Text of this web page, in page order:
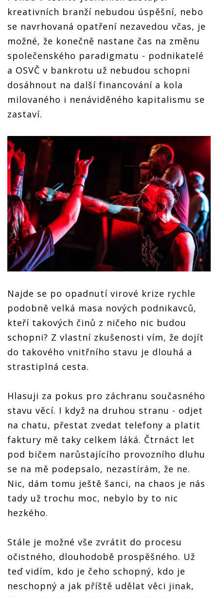
kreativních branží nebudou úspěšní, nebo
se navrhovaná opatření nezavedou včas, je
možné, že konečně nastane čas na změnu
společenského paradigmatu - podnikatelé
a OSVČ v bankrotu už nebudou schopni
dosáhnout na další financování a kola
milovaného i nenáviděného kapitalismu se
zastaví.
Najde se po opadnutí virové krize rychle
podobně velká masa nových podnikavců,
kteří takových činů z ničeho nic budou
schopni? Z vlastní zkušenosti vím, že dojít
do takového vnitřního stavu je dlouhá a
strastiplná cesta.
Hlasuji za pokus pro záchranu současného
stavu věcí. I když na druhou stranu - odjet
na chatu, přestat zvedat telefony a platit
faktury mě taky celkem láká. Čtrnáct let
pod bičem narůstajícího provozního dluhu
se na mě podepsalo, nezastírám, že ne.
Nic, dám tomu ještě šanci, na chaos je nás
tady už trochu moc, nebylo by to nic
hezkého.
Stále je možné vše zvrátit do procesu
očistného, dlouhodobě prospěšného. Už
teď vidím, kdo je čeho schopný, kdo je
neschopný a jak příště udělat věci jinak,